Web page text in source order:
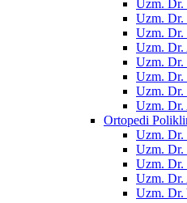
Uzm. Dr.
Uzm. Dr.
Uzm. Dr.
Uzm. Dr.
Uzm. Dr.
Uzm. Dr.
Uzm. Dr.
Uzm. Dr.
Ortopedi
Uzm. Dr.
Uzm. Dr.
Uzm. Dr.
Uzm.
Uzm. Dr.